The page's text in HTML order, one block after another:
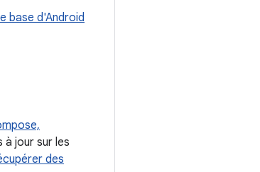
base d'Android
jour sur les
des